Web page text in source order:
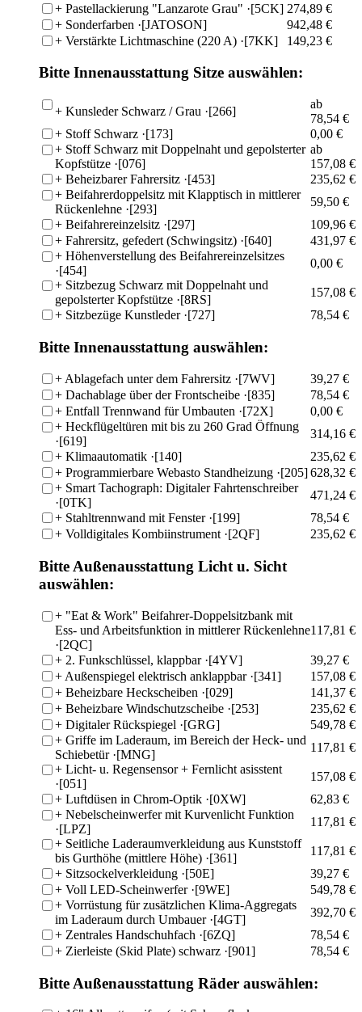
+ Pastellackierung "Lanzarote Grau" ·[5CK] 274,89 €
+ Sonderfarben ·[JATOSON]
942,48 €
+ Verstärkte Lichtmaschine (220 A) ·[7KK] 149,23 €
Bitte Innenausstattung Sitze auswählen:
+ Kunsleder Schwarz / Grau ·[266]
ab
78,54 €
+ Stoff Schwarz ·[173]
0,00 €
+ Stoff Schwarz mit Doppelnaht und gepolsterter
Kopfstütze ·[076]
ab
157,08 €
+ Beheizbarer Fahrersitz ·[453]
235,62 €
+ Beifahrerdoppelsitz mit Klapptisch in mittlerer
Rückenlehne ·[293]
59,50 €
+ Beifahrereinzelsitz ·[297]
109,96 €
+ Fahrersitz, gefedert (Schwingsitz) ·[640]
431,97 €
+ Höhenverstellung des Beifahrereinzelsitzes
·[454]
0,00 €
+ Sitzbezug Schwarz mit Doppelnaht und
gepolsterter Kopfstütze ·[8RS]
157,08 €
+ Sitzbezüge Kunstleder·[727] 78,54 €
Bitte Innenausstattung auswählen:
+ Ablagefach unter dem Fahrersitz ·[7WV]
39,27 €
+ Dachablage über der Frontscheibe ·[835]
78,54 €
+ Entfall Trennwand für Umbauten ·[72X]
0,00 €
+ Heckflügeltüren mit bis zu 260 Grad Öffnung
·[619]
314,16 €
+ Klimaautomatik ·[140]
235,62 €
+ Programmierbare Webasto Standheizung ·[205]628,32 €
+ Smart Tachograph: Digitaler Fahrtenschreiber
·[0TK]
471,24 €
+ Stahltrennwand mit Fenster·[199]
78,54 €
+ Volldigitales Kombiinstrument ·[2QF] 235,62 €
Bitte Außenausstattung Licht u. Sicht
auswählen:
+ "Eat & Work" Beifahrer-Doppelsitzbank mit
Ess- und Arbeitsfunktion in mittlerer Rückenlehne
·[2QC]
117,81 €
+ 2. Funkschlüssel, klappbar·[4YV]
39,27 €
+ Außenspiegel elektrisch anklappbar·[341]
157,08 €
+ Beheizbare Heckscheiben ·[029]
141,37 €
+ Beheizbare Windschutzscheibe ·[253]
235,62 €
+ Digitaler Rückspiegel ·[GRG]
549,78 €
+ Griffe im Laderaum, im Bereich der Heck- und
Schiebetür·[MNG]
117,81 €
+ Licht- u. Regensensor + Fernlicht asisstent
·[051]
157,08 €
+ Luftdüsen in Chrom-Optik ·[0XW]
62,83 €
+ Nebelscheinwerfer mit Kurvenlicht Funktion
·[LPZ]
117,81 €
+ Seitliche Laderaumverkleidung aus Kunststoff
bis Gurthöhe (mittlere Höhe) ·[361]
117,81 €
+ Sitzsockelverkleidung ·[50E]
39,27 €
+ Voll LED-Scheinwerfer·[9WE]
549,78 €
+ Vorrüstung für zusätzlichen Klima-Aggregats
im Laderaum durch Umbauer·[4GT]
392,70 €
+ Zentrales Handschuhfach ·[6ZQ]
78,54 €
+ Zierleiste (Skid Plate) schwarz ·[901] 78,54 €
Bitte Außenausstattung Räder auswählen: